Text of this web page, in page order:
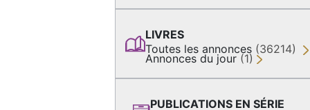
LIVRES
Toutes les annonces (36214)
Annonces du jour (1)
PUBLICATIONS EN SÉRIE